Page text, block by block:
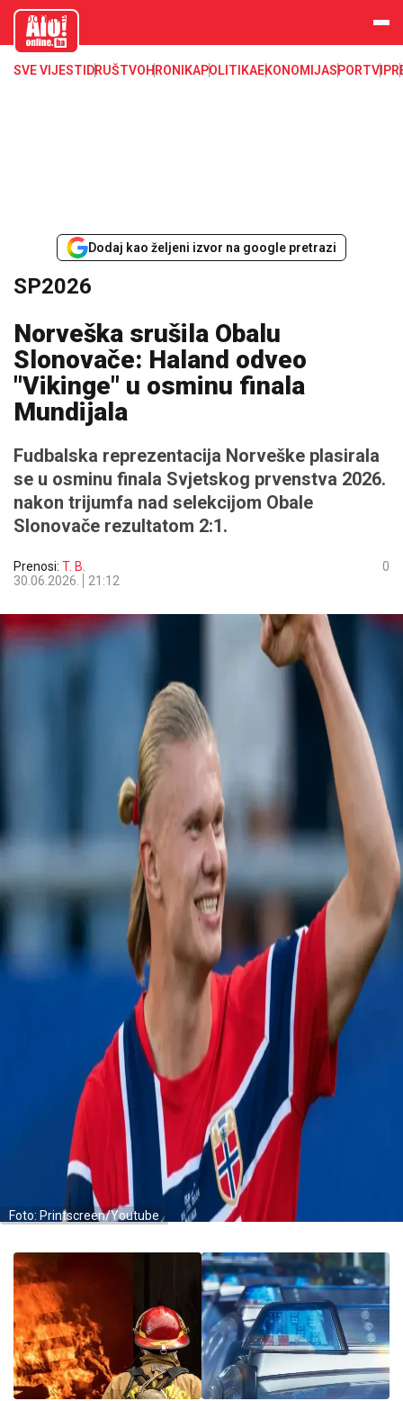
aloonline.b
SVE VIJESTI DRUŠTVOHRONIKAPOLITIKAEKONOMIJASPORTVIP
Dodaj kao željeni izvor na google pretrazi
SP2026
Norveška srušila Obalu
Slonovače: Haland odveo
"Vikinge" u osminu finala
Mundijala
Fudbalska reprezentacija Norveške plasirala
se u osminu finala Svjetskog prvenstva 2026.
nakon trijumfa nad selekcijom Obale
Slonovače rezultatom 2:1.
Prenosi: T. B.
30.06.2026.
21:12
0
Foto: Printscreen/Youtube